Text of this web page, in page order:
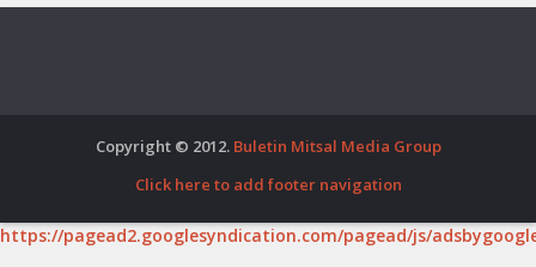
Copyright © 2012. Buletin Mitsal Media Group
Click here to add footer navigation
https://pagead2.googlesyndication.com/pagead/js/